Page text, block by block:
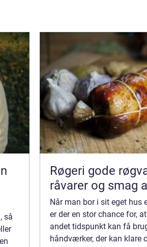
så
Røgeri gode røgvarer, lokale
råvarer og smag
Når man bor i sit eget hus
er der en stor chance for,
andet tidspunkt kan få
håndværker, der kan klare